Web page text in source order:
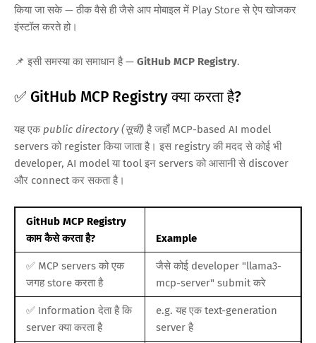
किया जा सके — ठीक वैसे ही जैसे आप मोबाइल में Play Store से ऐप खोजकर
इंस्टॉल करते हो।
📌 इसी समस्या का समाधान है — GitHub MCP Registry.
✅ GitHub MCP Registry क्या करता है?
यह एक public directory (सूची) है जहाँ MCP-based AI model
servers को register किया जाता है। इस registry की मदद से कोई भी
developer, AI model या tool इन servers को आसानी से discover
और connect कर सकता है।
GitHub MCP Registry
काम कैसे करता है?
Example
✅ MCP servers को एक
जगह store करता है
जैसे कोई developer "llama3-
mcp-server" submit करे
✅ Information देता है कि
server क्या करता है
e.g. यह एक text-generation
server है